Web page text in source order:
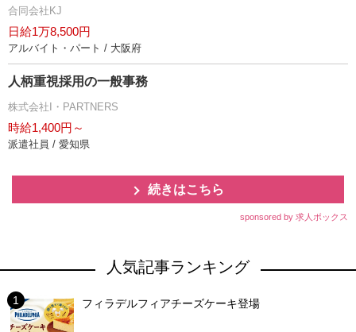
合同会社KJ
日給1万8,500円
アルバイト・パート / 大阪府
人柄重視採用の一般事務
株式会社I・PARTNERS
時給1,400円～
派遣社員 / 愛知県
続きはこちら
sponsored by 求人ボックス
人気記事ランキング
フィラデルフィアチーズケーキ登場